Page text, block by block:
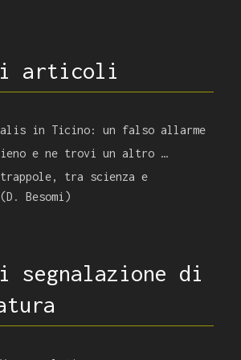
articoli
in Ticino: un falso allarme
e ne trovi un altro …
tra scienza e
Besomi)
segnalazione di